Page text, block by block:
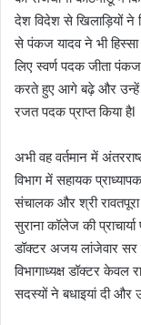
देश विदेश से खिलाड़ियों ने
से पंकज यादव ने भी
लिए स्वर्ण पदक जीता
करते हुए आगे बढ़े और उन्हें
रजत पदक प्राप्त किया हैl
अभी वह वर्तमान में
विभाग में सहायक
संचालक और श्री रावतपूरा
सुराना कॉलेज की प्राचार्या
डॉक्टर अजय लांजेवार सर व
विभागाध्यक्ष डॉक्टर
सदस्यों ने बधाइयां दी और